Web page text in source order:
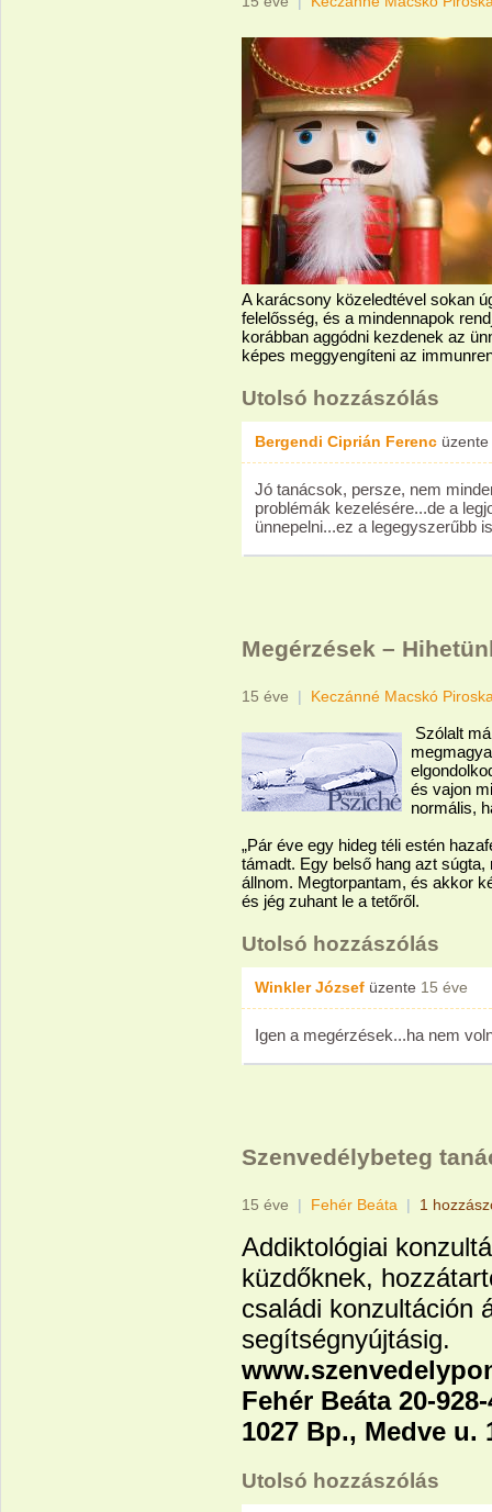
A karácsony közeledtével sokan
felelősség, és a mindennapok
korábban aggódni kezdenek az
képes meggyengíteni az
Utolsó hozzászólás
Bergendi Ciprián Ferenc üzente
Jó tanácsok, persze, nem
problémák kezelésére...de a
ünnepelni...ez a legegyszerűbb
Megérzések –
15 éve | Keczánné Macskó
Szólalt
és vajon
normális,
„Pár éve egy hideg téli estén
támadt. Egy belső hang azt
állnom. Megtorpantam, és akkor
és jég zuhant le a tetőről.
Utolsó hozzászólás
Winkler József üzente 15 éve
Igen a megérzések...ha nem
Szenvedélybeteg
15 éve | Fehér Beáta | 1
Addiktológiai
küzdőknek,
családi konzultáción
segítségnyújtásig.
Fehér Beáta 20-
1027 Bp., Medve u.
Utolsó hozzászólás